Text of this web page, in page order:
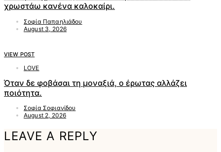
χρωστάω κανένα καλοκαίρι.
Σοφία Παπαηλιάδου
August 3, 2026
VIEW POST
LOVE
Όταν δε φοβάσαι τη μοναξιά, ο έρωτας αλλάζει
ποιότητα.
Σοφία Σοφιανίδου
August 2, 2026
LEAVE A REPLY